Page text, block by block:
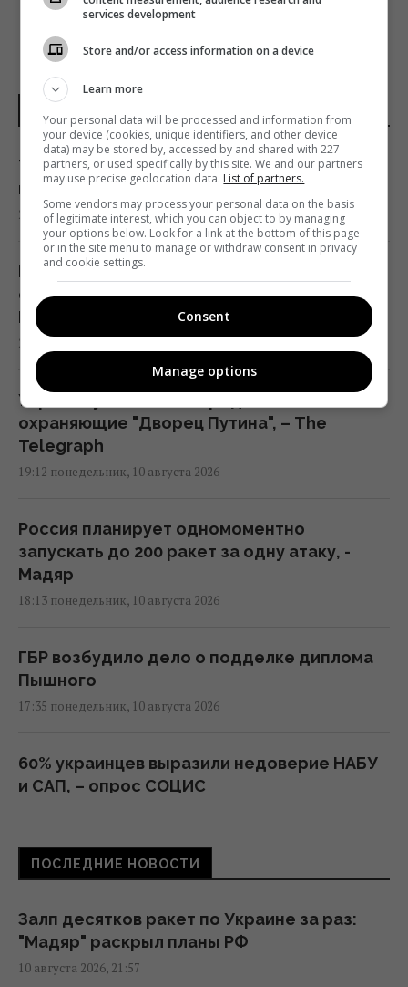
Топ-менеджер известного магазина
косметики погибла в ДТП
21:17 понедельник, 10 августа 2026
В Одесской области разбился военный
самолет, пилот катапультировался, -
Воздушные силы
20:44 понедельник, 10 августа 2026
Украина уничтожает средства ПВО,
охраняющие "Дворец Путина", – The
Telegraph
19:12 понедельник, 10 августа 2026
Россия планирует одномоментно
запускать до 200 ракет за одну атаку, -
Мадяр
18:13 понедельник, 10 августа 2026
ГБР возбудило дело о подделке диплома
Пышного
17:35 понедельник, 10 августа 2026
60% украинцев выразили недоверие НАБУ
и САП, – опрос СОЦИС
Намного быстрее, чем предполагалось: в
аналог Starlink
16:13 понедельник, 10 августа 2026
ПОСЛЕДНИЕ НОВОСТИ
Залп десятков ракет по Украине за раз:
"Мадяр" раскрыл планы РФ
10 августа 2026, 21:57
services development
Store and/or access information on a device
Learn more
Your personal data will be processed and information from
your device (cookies, unique identifiers, and other device
data) may be stored by, accessed by and shared with 227
partners, or used specifically by this site. We and our partners
may use precise geolocation data. List of partners.
Some vendors may process your personal data on the basis
of legitimate interest, which you can object to by managing
your options below. Look for a link at the bottom of this page
or in the site menu to manage or withdraw consent in privacy
and cookie settings.
Consent
Manage options